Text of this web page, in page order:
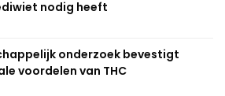
nodig heeft
onderzoek bevestigt
voordelen van THC